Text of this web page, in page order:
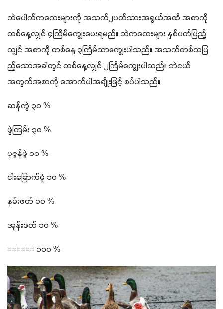
ဘဲပေါက်ကလေးများကို အသက်၂ပတ်သားအရွယ်အထိ အစာကို
တစ်နေ့လျှင် ၄ကြိမ်ကျွေးပေးရမည်။ ဘဲကလေးများ နှစ်ပတ်ပြည့်
လျှင် အစာကို တစ်နေ့ ၃ကြိမ်သာကျွေးပါသည်။ အသက်တစ်လပြ
ည့်သောအခါတွင် တစ်နေ့လျှင် ၂ကြိမ်ကျွေးပါသည်။ ဘဲငယ်
အတွက်အစာကို အောက်ပါအချိုးဖြင့် စပ်ပါသည်။
ဆန်ကွဲ ၃၀ %
ဖွဲကြမ်း ၃၀ %
ပုဇွန်ဖွဲ ၁၀ %
ငါးခြောက်မှုံ ၁၀ %
နှမ်းဖတ် ၁၀ %
အုန်းဖတ် ၁၀ %
====== ၁၀၀ %